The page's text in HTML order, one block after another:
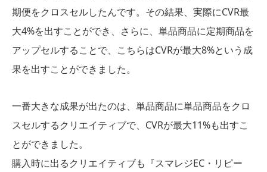
期便をクロスセルしたんです。その結果、実際にCVR最
大4%を出すことができ、さらに、単品商品に定期商品を
アップセルすることで、こちらはCVRが最大8%という成
果を出すことができました。
一番大きな成果が出たのは、単品商品に単品商品をクロ
スセルするクリエイティブで、CVRが最大11%も出すこ
とができました。
購入時に出るクリエイティブも『スマレジEC・リピー